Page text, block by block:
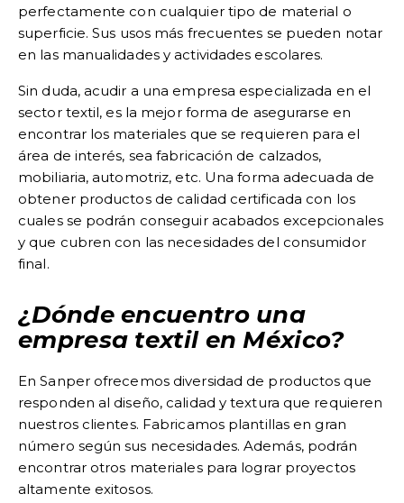
perfectamente con cualquier tipo de material o
superficie. Sus usos más frecuentes se pueden notar
en las manualidades y actividades escolares.
Sin duda, acudir a una empresa especializada en el
sector textil, es la mejor forma de asegurarse en
encontrar los materiales que se requieren para el
área de interés, sea fabricación de calzados,
mobiliaria, automotriz, etc. Una forma adecuada de
obtener productos de calidad certificada con los
cuales se podrán conseguir acabados excepcionales
y que cubren con las necesidades del consumidor
final.
¿Dónde encuentro una
empresa textil en México?
En Sanper ofrecemos diversidad de productos que
responden al diseño, calidad y textura que requieren
nuestros clientes. Fabricamos plantillas en gran
número según sus necesidades. Además, podrán
encontrar otros materiales para lograr proyectos
altamente exitosos.